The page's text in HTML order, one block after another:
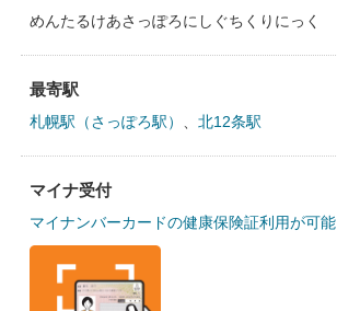
めんたるけあさっぽろにしぐちくりにっく
最寄駅
札幌駅（さっぽろ駅） 北12条駅
マイナ受付
マイナンバーカードの健康保険証利用が可能